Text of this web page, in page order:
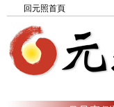
回元照首頁